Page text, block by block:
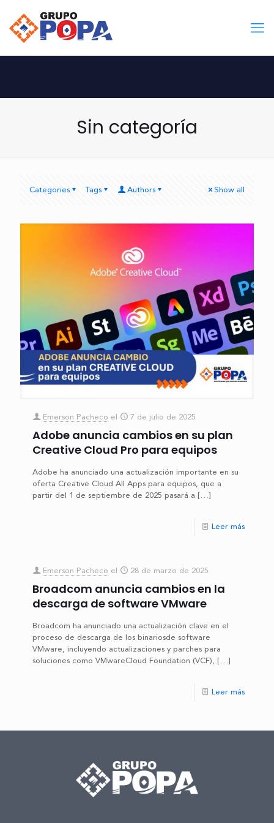
Sin categoría
Categories Tags Authors Show all
Emerson Pacheco el 7 de julio de 2025
Adobe anuncia cambios en su plan
Creative Cloud Pro para equipos
Adobe ha anunciado una actualización importante en su
oferta Creative Cloud All Apps para equipos, que a
partir del 1 de septiembre de 2025 pasará a […]
Leer más
Emerson Pacheco el 28 de marzo de 2025
Broadcom anuncia cambios en la
descarga de software VMware
Broadcom ha anunciado una actualización clave en el
proceso de descarga de los binariosde software
VMware, incluyendo actualizaciones y parches para
soluciones como VMwareCloud Foundation (VCF),
[…]
Leer más